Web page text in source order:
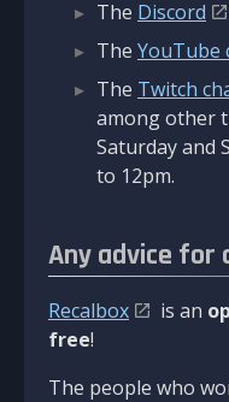
The Discord
The YouTube
The Twitch
among other
Saturday and
to 12pm.
Any advice for
Recalbox is an
free!
The people who